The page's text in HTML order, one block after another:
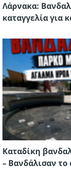
Λάρνακα:
καταγγελία
Καταδίκη
– Βανδάλισαν